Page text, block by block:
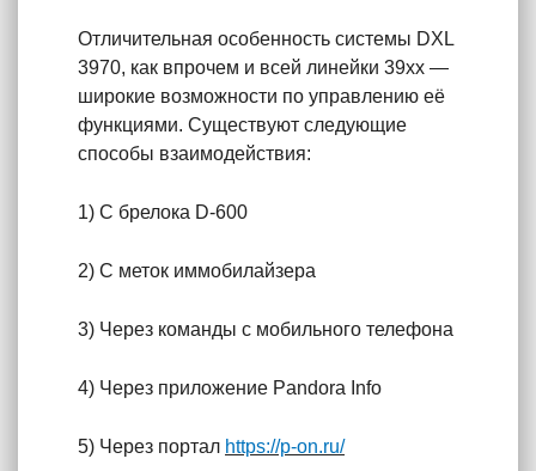
Отличительная особенность системы DXL
3970, как впрочем и всей линейки 39xx —
широкие возможности по управлению её
функциями. Существуют следующие
способы взаимодействия:
1) С брелока D-600
2) С меток иммобилайзера
3) Через команды с мобильного телефона
4) Через приложение Pandora Info
5) Через портал https://p-on.ru/